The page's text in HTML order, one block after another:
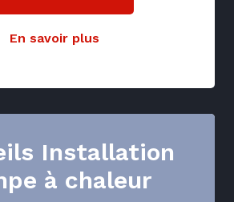
En savoir plus
Installation
à chaleur